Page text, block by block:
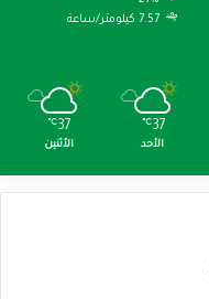
7.57 كيلومتر/ساعة
37
℃
الأحد
37
℃
الأثنين